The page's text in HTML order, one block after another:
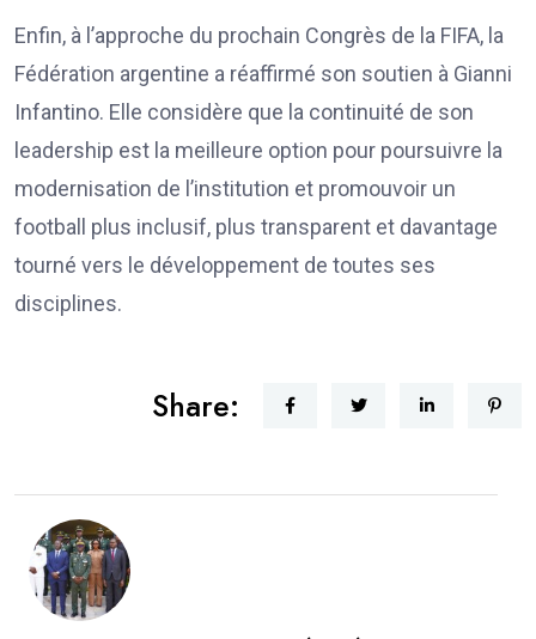
Enfin, à l’approche du prochain Congrès de la FIFA, la
Fédération argentine a réaffirmé son soutien à Gianni
Infantino. Elle considère que la continuité de son
leadership est la meilleure option pour poursuivre la
modernisation de l’institution et promouvoir un
football plus inclusif, plus transparent et davantage
tourné vers le développement de toutes ses
disciplines.
Share: